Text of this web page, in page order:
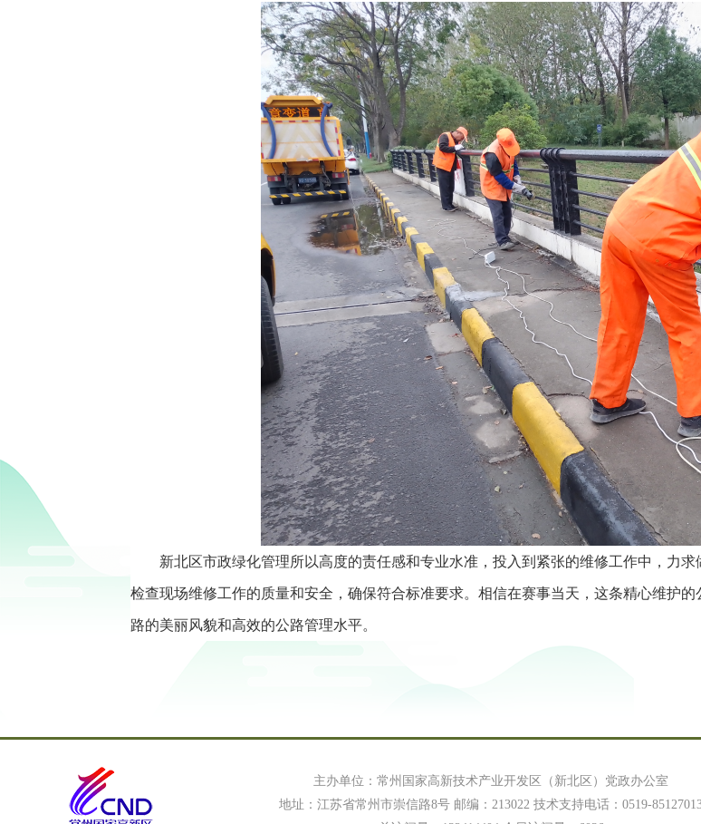
新北区市政绿化管理所以高度的责任感和专业水准，投入到紧张的维修工作中，力
检查现场维修工作的质量和安全，确保符合标准要求。相信在赛事当天，这条精心维护
路的美丽风貌和高效的公路管理水平。
主办单位：常州国家高新技术产业开发区（新北区）党政办公室
地址：江苏省常州市崇信路8号 邮编：213022 技术支持电话：0519-